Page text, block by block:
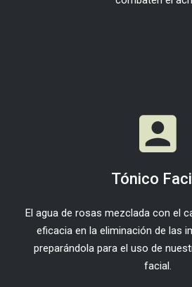
Tónico
El agua de rosas mezclada con el
eficacia en la eliminación de las
preparándola para el uso de
facial.